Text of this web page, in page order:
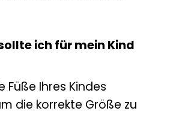
ich für mein Kind
Füße Ihres Kindes
die korrekte Größe zu